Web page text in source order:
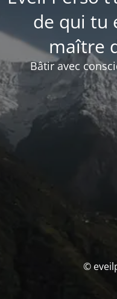
de qui tu
maître
Bâtir avec
©